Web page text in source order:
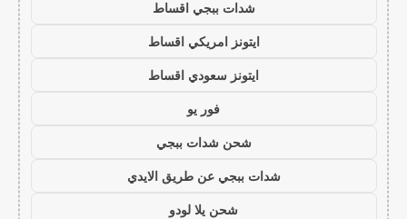
شدات ببجي اقساط
ايتونز امريكي اقساط
ايتونز سعودي اقساط
فور يو
شحن شدات ببجي
شدات ببجي عن طريق الايدي
شحن يلا لودو